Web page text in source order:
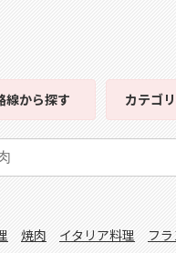
線から探す カテゴ
焼肉 イタリア料理
フ